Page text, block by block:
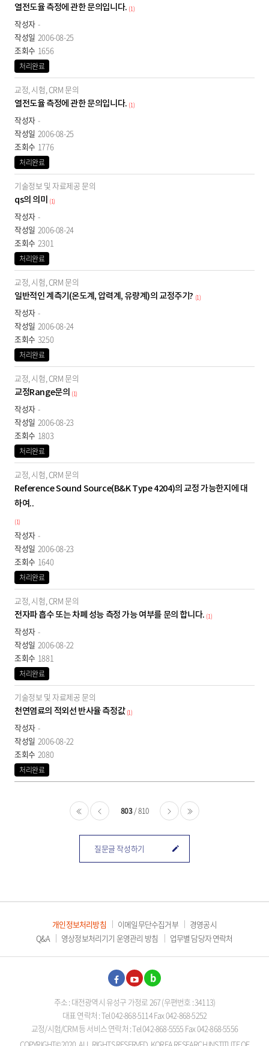
자,
등
록
일,
조
회
수,
처
상
태
열전도율 측정에 관한 문의입니다. (1)
-
2006-08-25
1656
처리완료
교정, 시험, CRM 문의
열전도율 측정에 관한 문의입니다. (1)
-
2006-08-25
1776
처리완료
기술정보 및 자료제공 문의
qs의 의미 (1)
-
2006-08-24
2301
처리완료
교정, 시험, CRM 문의
일반적인 계측기(온도계, 압력계, 유량계)의 교정주기? (1)
-
2006-08-24
3250
처리완료
교정, 시험, CRM 문의
교정Range문의 (1)
-
2006-08-23
1803
처리완료
교정, 시험, CRM 문의
Reference Sound Source(B&K Type 4204)의 교정 가능한지에 대
하여..
(1)
-
2006-08-23
1640
처리완료
교정, 시험, CRM 문의
전자파 흡수 또는 차폐 성능 측정 가능 여부를 문의 합니다. (1)
-
2006-08-22
1881
처리완료
기술정보 및 자료제공 문의
천연염료의 적외선 반사율 측정값 (1)
-
2006-08-22
2080
처리완료
803 810
질문글 작성하기
개인정보처리방침 이메일무단수집거부
경영공시
Q&A
영상정보처리기기 운영관리 방침 업무별 담당자 연락처
스북
브
그
주소 : 대전광역시 유성구 가정로 267 (우편번호 : 34113)
대표 연락처 : Tel 042-868-5114 Fax 042-868-5252
교정/시험/CRM 등 서비스 연락처 : Tel 042-868-5555 Fax 042-868-5556